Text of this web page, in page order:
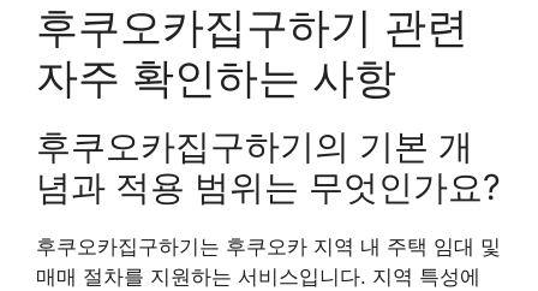
후쿠오카집구하기 관련
자주 확인하는 사항
후쿠오카집구하기의 기본 개
념과 적용 범위는 무엇인가요?
후쿠오카집구하기는 후쿠오카 지역 내 주택 임대 및
매매 절차를 지원하는 서비스입니다. 지역 특성에